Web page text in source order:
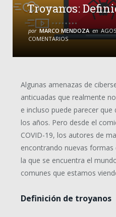
Troyanos:
por MARCO MENDOZA en
COMENTARIOS
Algunas amenazas de
anticuadas que realmente
e incluso puede parecer
los años. Pero desde el
COVID-19, los autores de
encontrando nuevas
la que se encuentra el
comunes que estamos
Definición de troyanos